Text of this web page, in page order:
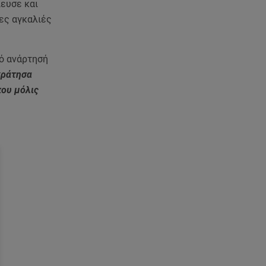
και
αγκαλιές
ανάρτησή
μόλις